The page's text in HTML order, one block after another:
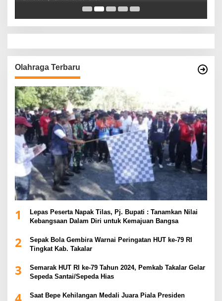
Olahraga Terbaru
1
Lepas Peserta Napak Tilas, Pj. Bupati : Tanamkan Nilai
Kebangsaan Dalam Diri untuk Kemajuan Bangsa
2
Sepak Bola Gembira Warnai Peringatan HUT ke-79 RI
Tingkat Kab. Takalar
3
Semarak HUT RI ke-79 Tahun 2024, Pemkab Takalar Gelar
Sepeda Santai/Sepeda Hias
Saat Bepe Kehilangan Medali Juara Piala Presiden